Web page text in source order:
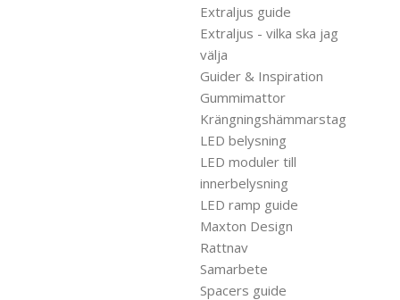
Extraljus guide
Extraljus - vilka ska jag
välja
Guider & Inspiration
Gummimattor
Krängningshämmarstag
LED belysning
LED moduler till
innerbelysning
LED ramp guide
Maxton Design
Rattnav
Samarbete
Spacers guide